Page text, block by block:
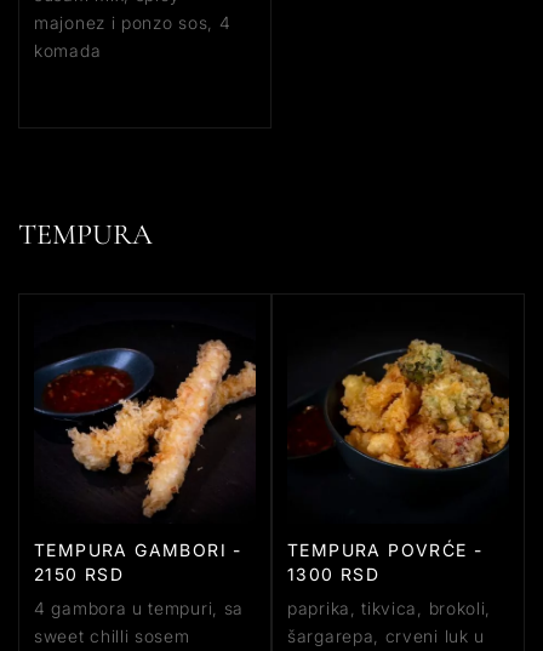
majonez i ponzo sos, 4
komada
TEMPURA
TEMPURA GAMBORI -
2150 RSD
4 gambora u tempuri, sa
sweet chilli sosem
TEMPURA POVRĆE -
1300 RSD
paprika, tikvica, brokoli,
šargarepa, crveni luk u